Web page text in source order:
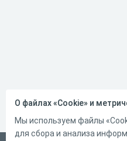
О файлах «Cookie» и
Мы используем файлы
для сбора и анализа